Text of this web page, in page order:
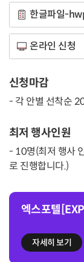
한글파일-
온라인 신청
신청마감
- 각 안별 선착순
최저 행사인원
- 10명(최저 행사
로 진행합니다.)
엑스포텔
자세히 보기